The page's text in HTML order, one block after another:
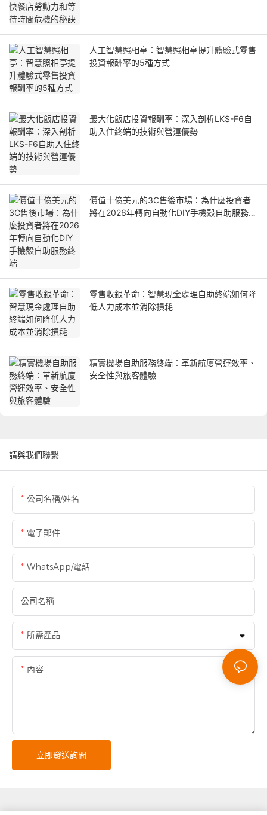
人工智慧照相亭：智慧照相亭提升體驗式零售
投資報酬率的5種方式
最大化飯店投資報酬率：深入剖析LKS-F6自
助入住終端的技術與營運優勢
價值十億美元的3C售後市場：為什麼投資者
將在2026年轉向自動化DIY手機殼自助服務終
零售收銀革命：智慧現金處理自助終端如何降
低人力成本並消除損耗
精實機場自助服務終端：革新航廈營運效率、
安全性與旅客體驗
請與我們聯繫
公司名稱/姓名
電子郵件
WhatsApp/電話
公司名稱
所需產品
內容
立即發送詢問